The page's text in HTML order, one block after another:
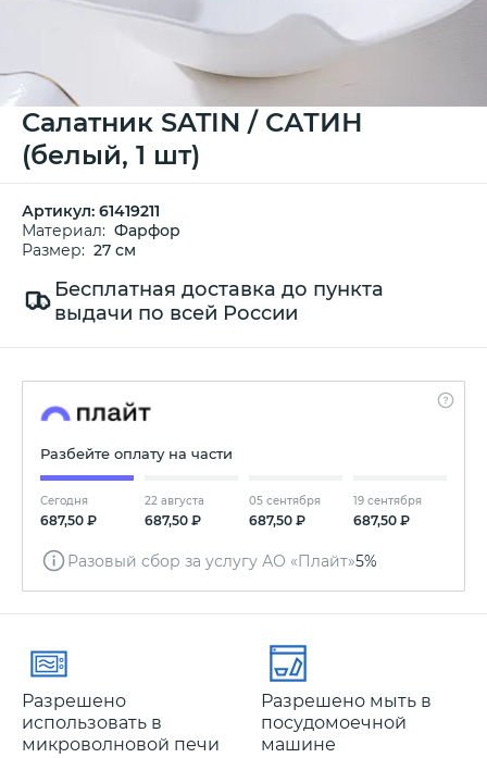
Cалатник SATIN / САТИН
(белый, 1 шт)
Артикул: 61419211
Материал: Фарфор
Размер: 27 см
Бесплатная доставка до пункта
выдачи по всей России
Разбейте оплату на части
Сегодня
687,50 ₽
22 августа
687,50 ₽
05 сентября
687,50 ₽
19 сентября
687,50 ₽
Разовый сбор за услугу АО «Плайт»5%
Разрешено
использовать в
микроволновой печи
Разрешено мыть в
посудомоечной
машине